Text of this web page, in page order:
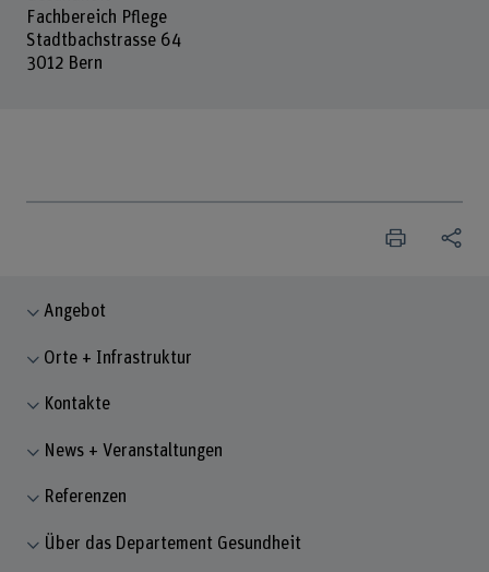
Fachbereich Pflege
Stadtbachstrasse 64
3012 Bern
Angebot
Orte + Infrastruktur
Kontakte
News + Veranstaltungen
Referenzen
Über das Departement Gesundheit